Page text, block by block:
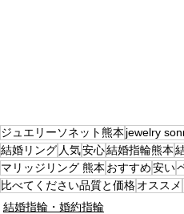
ジュエリーソネット熊本 jewelry
結婚リング 人気安心結婚指輪熊本
マリッジリング 熊本 おすすめ安い
比べてください品質と価格オススメ
結婚指輪・婚約指輪